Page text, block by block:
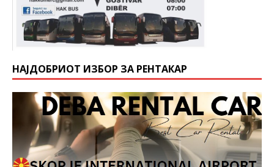
НАЈДОБРИОТ ИЗБОР ЗА РЕНТАКАР